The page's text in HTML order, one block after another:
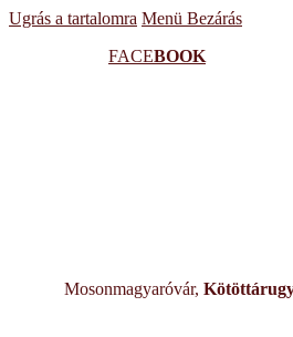
Ugrás a tartalomra Menü Bezárás
FACEBOOK
Mosonmagyaróvár,